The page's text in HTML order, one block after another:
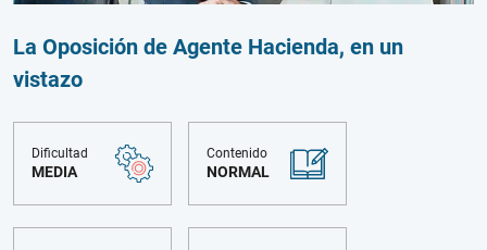
La Oposición de Agente Hacienda, en un
vistazo
Dificultad
MEDIA
Contenido
NORMAL